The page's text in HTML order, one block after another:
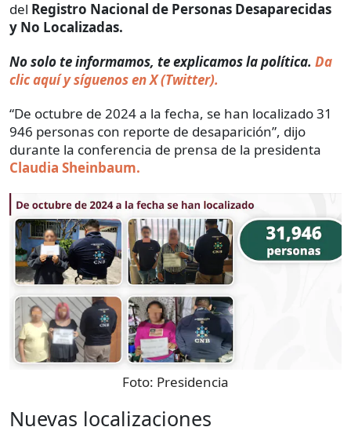
del Registro Nacional de Personas Desaparecidas
y No Localizadas.
No solo te informamos, te explicamos la política. Da
clic aquí y síguenos en X (Twitter).
“De octubre de 2024 a la fecha, se han localizado 31
946 personas con reporte de desaparición”, dijo
durante la conferencia de prensa de la presidenta
Claudia Sheinbaum.
Foto: Presidencia
Nuevas localizaciones